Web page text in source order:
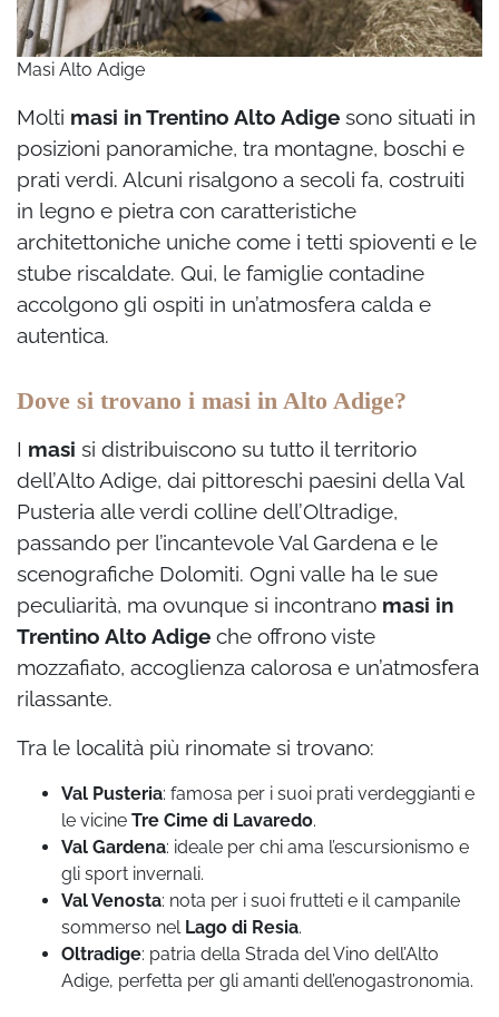
Masi Alto Adige
Molti masi in Trentino Alto Adige sono situati in
posizioni panoramiche, tra montagne, boschi e
prati verdi. Alcuni risalgono a secoli fa, costruiti
in legno e pietra con caratteristiche
architettoniche uniche come i tetti spioventi e le
stube riscaldate. Qui, le famiglie contadine
accolgono gli ospiti in un’atmosfera calda e
autentica.
Dove si trovano i masi in Alto Adige?
I masi si distribuiscono su tutto il territorio
dell’Alto Adige, dai pittoreschi paesini della Val
Pusteria alle verdi colline dell’Oltradige,
passando per l’incantevole Val Gardena e le
scenografiche Dolomiti. Ogni valle ha le sue
peculiarità, ma ovunque si incontrano masi in
Trentino Alto Adige che offrono viste
mozzafiato, accoglienza calorosa e un’atmosfera
rilassante.
Tra le località più rinomate si trovano:
Val Pusteria: famosa per i suoi prati verdeggianti e
le vicine Tre Cime di Lavaredo.
Val Gardena: ideale per chi ama l’escursionismo e
gli sport invernali.
Val Venosta: nota per i suoi frutteti e il campanile
sommerso nel Lago di Resia.
Oltradige: patria della Strada del Vino dell’Alto
Adige, perfetta per gli amanti dell’enogastronomia.